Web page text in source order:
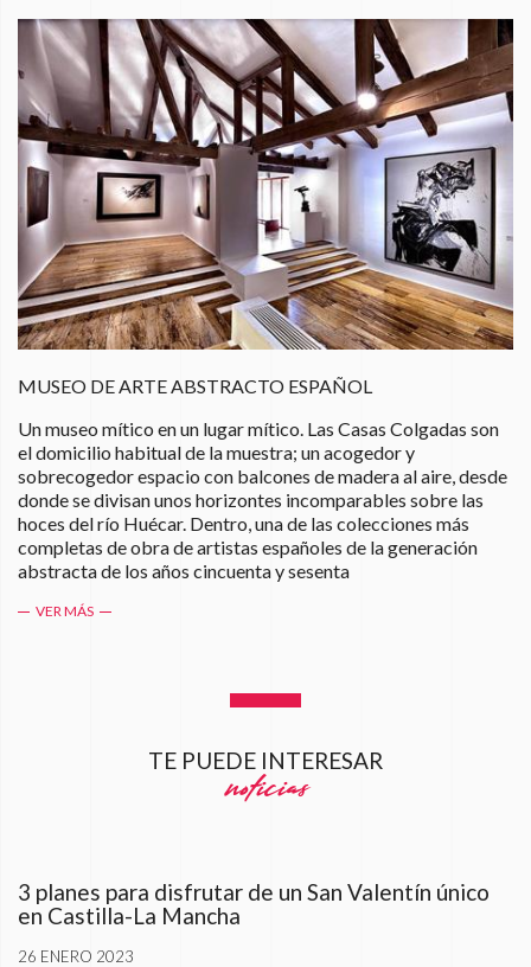
MUSEO DE ARTE ABSTRACTO ESPAÑOL
Un museo mítico en un lugar mítico. Las Casas Colgadas son
el domicilio habitual de la muestra; un acogedor y
sobrecogedor espacio con balcones de madera al aire, desde
donde se divisan unos horizontes incomparables sobre las
hoces del río Huécar. Dentro, una de las colecciones más
completas de obra de artistas españoles de la generación
abstracta de los años cincuenta y sesenta
VER MÁS
TE PUEDE INTERESAR
noticias
3 planes para disfrutar de un San Valentín único
en Castilla-La Mancha
26 ENERO 2023